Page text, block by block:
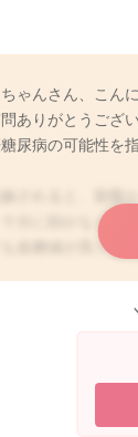
ゃんさん、こんに
ありがとうござい
尿病の可能性を
十分に効かなくな
も血糖値が高くな
問題ないという方
あると言われてい
心がけていただい
前にはお食事は控
、お食事や生活ス